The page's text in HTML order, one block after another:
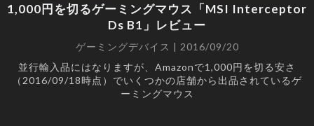
1,000円を切るゲーミングマウス「MSI Interceptor
Ds B1」レビュー
ゲーミングデバイス | 2016/09/20
並行輸入品にはなりますが、Amazonで1,000円を切る安さ
（2016/09/18時点）でいくつかの店舗から出品されているゲ
ーミングマウス